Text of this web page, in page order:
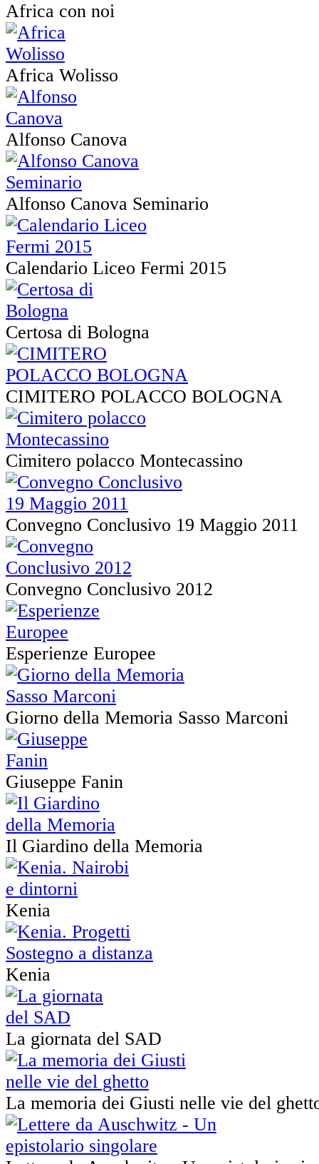
Africa con noi
Africa Wolisso
Alfonso Canova
Alfonso Canova Seminario
Calendario Liceo Fermi 2015
Certosa di Bologna
CIMITERO POLACCO BOLOGNA
Cimitero polacco Montecassino
Convegno Conclusivo 19 Maggio 2011
Convegno Conclusivo 2012
Esperienze Europee
Giorno della Memoria Sasso Marconi
Giuseppe Fanin
Il Giardino della Memoria
Kenia
Kenia
La giornata del SAD
La memoria dei Giusti nelle vie del